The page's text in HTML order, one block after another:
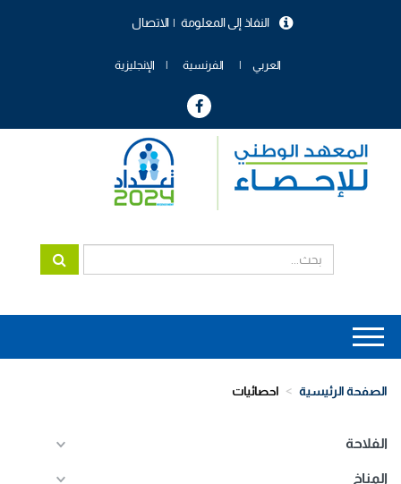
الاتصال النفاذ إلى المعلومة
العربي الفرنسية الإنجليزية
Main
navigation
الصفحة الرئيسية احصائيات
الفلاحة
المناخ